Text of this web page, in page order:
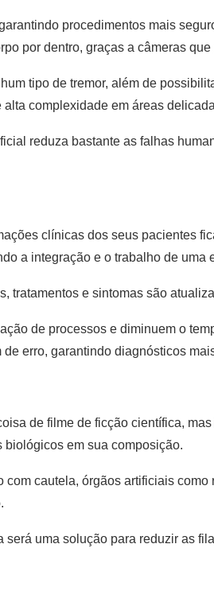
procedimentos mais
por dentro, graças a câmeras
tipo de tremor, além de
complexidade em áreas
reduza bastante as falhas
clínicas dos seus pacientes
a integração e o trabalho de uma
tratamentos e sintomas são
de processos e diminuem o
erro, garantindo diagnósticos
de filme de ficção científica,
em sua composição.
cautela, órgãos artificiais
uma solução para reduzir as